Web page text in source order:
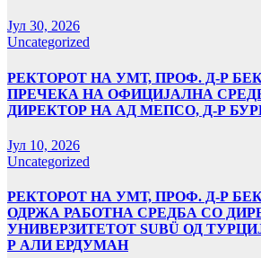
Јул 30, 2026
Uncategorized
РЕКТОРОТ НА УМТ, ПРОФ. Д-Р
ПРЕЧЕКА НА ОФИЦИЈАЛНА
ДИРЕКТОР НА АД МЕПСО, Д-Р
Јул 10, 2026
Uncategorized
РЕКТОРОТ НА УМТ, ПРОФ. Д-Р
ОДРЖА РАБОТНА СРЕДБА СО
УНИВЕРЗИТЕТОТ SUBÜ ОД
Р АЛИ ЕРДУМАН